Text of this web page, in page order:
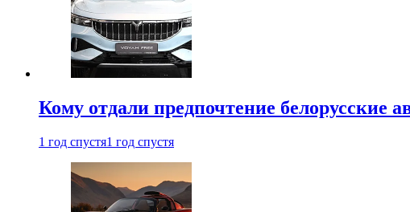
Кому отдали предпочтение белорусские
1 год спустя1 год спустя